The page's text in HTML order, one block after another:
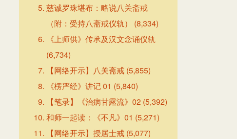
慈诚罗珠堪布：略说八关斋戒
（附：受持八斋戒仪轨）
(8,334)
《上师供》传承及汉文念诵仪轨
(6,734)
【网络开示】八关斋戒 (5,855)
《楞严经》讲记 01 (5,840)
【笔录】《治病甘露流》02 (5,392)
和师一起读：《不凡》01 (5,271)
【网络开示】授居士戒 (5,077)